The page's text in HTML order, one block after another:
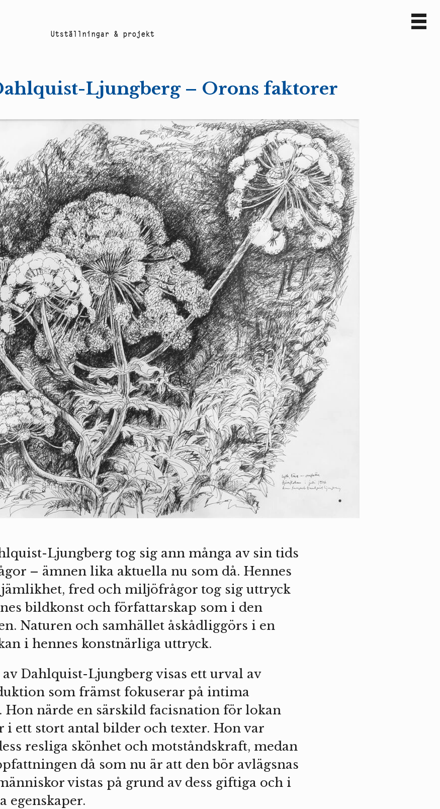
Utstäl l ni ngar & projekt
Ljungberg – Orons faktorer
Ljungberg tog sig ann många av sin tids
– ämnen lika aktuella nu som då. Hennes
jämlikhet, fred och miljöfrågor tog sig uttryck
bildkonst och författarskap som i den
Naturen och samhället åskådliggörs i en
i hennes konstnärliga uttryck.
Dahlquist-Ljungberg visas ett urval av
som främst fokuserar på intima
närde en särskild facisnation för lokan
i ett stort antal bilder och texter. Hon var
resliga skönhet och motståndskraft, medan
då som nu är att den bör avlägsnas
vistas på grund av dess giftiga och i
egenskaper.